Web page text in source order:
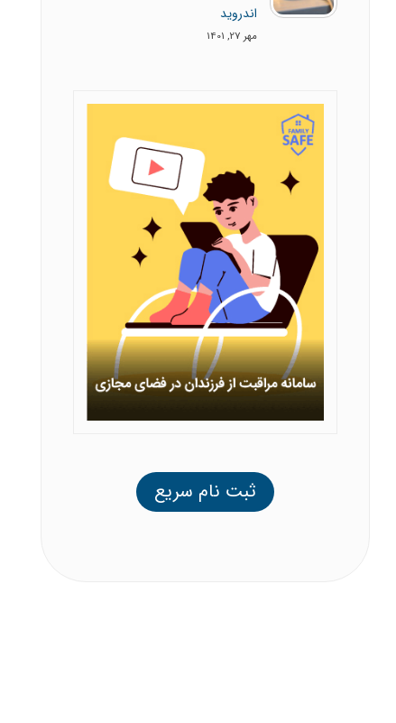
اندروید
مهر 27, 1401
ثبت نام سریع